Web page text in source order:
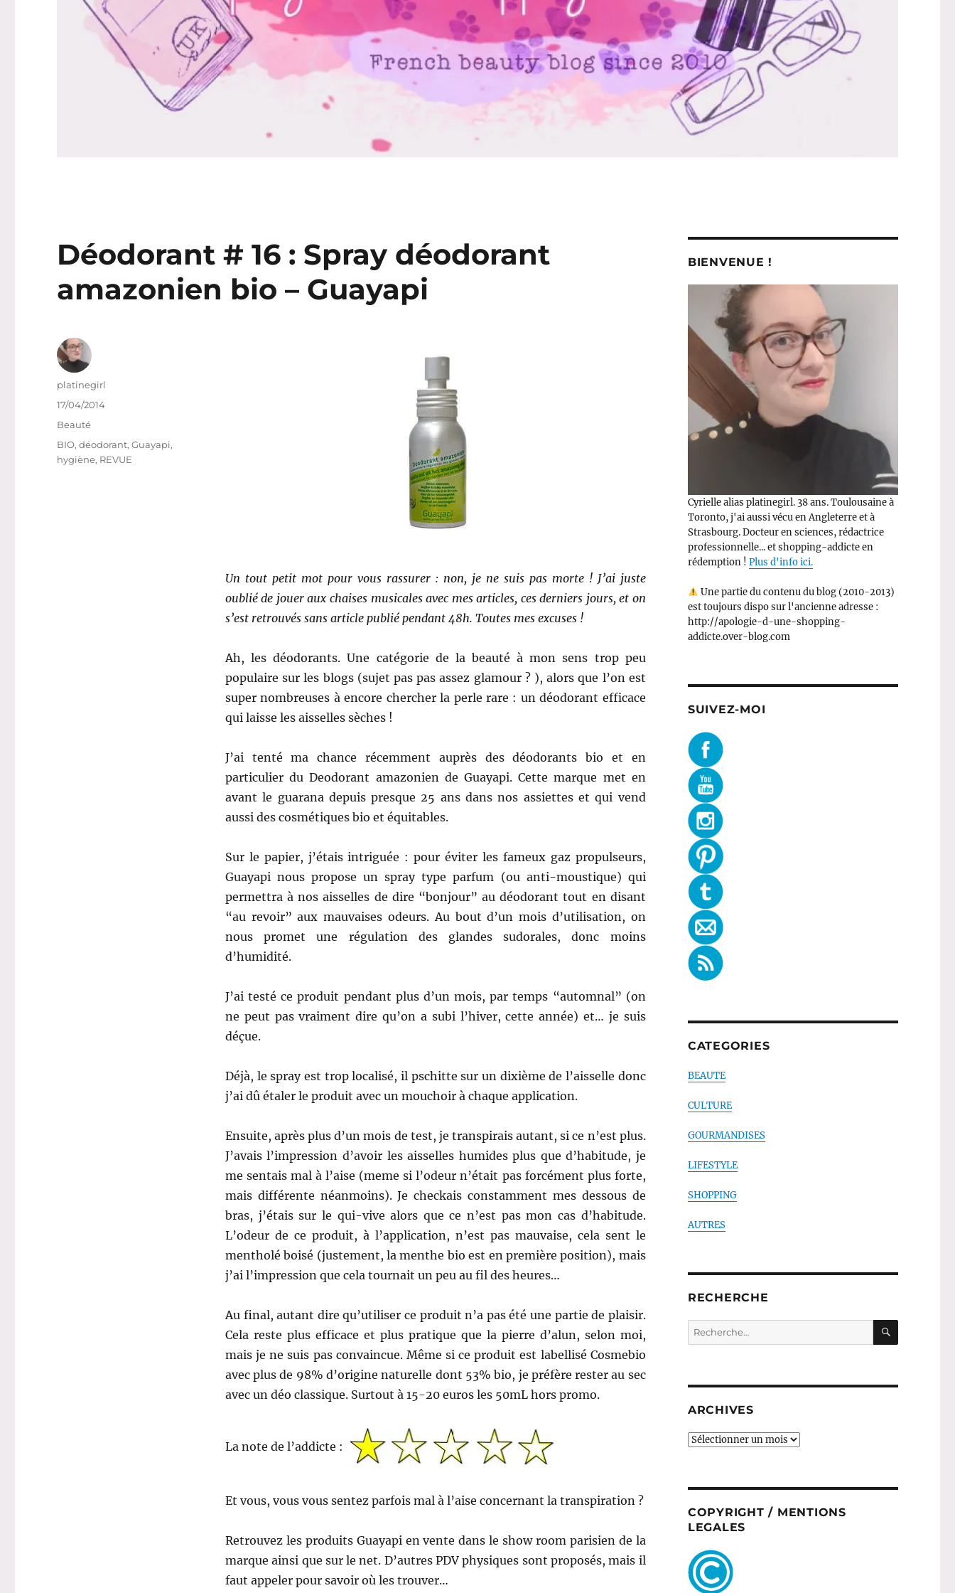
Déodorant # 16 : Spray déodorant
amazonien bio – Guayapi
Un tout petit mot pour vous rassurer : non, je ne suis pas morte ! J’ai juste
oublié de jouer aux chaises musicales avec mes articles, ces derniers jours, et on
s’est retrouvés sans article publié pendant 48h. Toutes mes excuses !
Ah, les déodorants. Une catégorie de la beauté à mon sens trop peu
populaire sur les blogs (sujet pas pas assez glamour ? ), alors que l’on est
super nombreuses à encore chercher la perle rare : un déodorant efficace
qui laisse les aisselles sèches !
J’ai tenté ma chance récemment auprès des déodorants bio et en
particulier du Deodorant amazonien de Guayapi. Cette marque met en
avant le guarana depuis presque 25 ans dans nos assiettes et qui vend
aussi des cosmétiques bio et équitables.
Sur le papier, j’étais intriguée : pour éviter les fameux gaz propulseurs,
Guayapi nous propose un spray type parfum (ou anti-moustique) qui
permettra à nos aisselles de dire “bonjour” au déodorant tout en disant
“au revoir” aux mauvaises odeurs. Au bout d’un mois d’utilisation, on
nous promet une régulation des glandes sudorales, donc moins
d’humidité.
J’ai testé ce produit pendant plus d’un mois, par temps “automnal” (on
ne peut pas vraiment dire qu’on a subi l’hiver, cette année) et… je suis
déçue.
Déjà, le spray est trop localisé, il pschitte sur un dixième de l’aisselle donc
j’ai dû étaler le produit avec un mouchoir à chaque application.
Ensuite, après plus d’un mois de test, je transpirais autant, si ce n’est plus.
J’avais l’impression d’avoir les aisselles humides plus que d’habitude, je
me sentais mal à l’aise (meme si l’odeur n’était pas forcément plus forte,
mais différente néanmoins). Je checkais constamment mes dessous de
bras, j’étais sur le qui-vive alors que ce n’est pas mon cas d’habitude.
L’odeur de ce produit, à l’application, n’est pas mauvaise, cela sent le
mentholé boisé (justement, la menthe bio est en première position), mais
j’ai l’impression que cela tournait un peu au fil des heures…
Au final, autant dire qu’utiliser ce produit n’a pas été une partie de plaisir.
Cela reste plus efficace et plus pratique que la pierre d’alun, selon moi,
mais je ne suis pas convaincue. Même si ce produit est labellisé Cosmebio
avec plus de 98% d’origine naturelle dont 53% bio, je préfère rester au sec
avec un déo classique. Surtout à 15-20 euros les 50mL hors promo.
La note de l’addicte :
Et vous, vous vous sentez parfois mal à l’aise concernant la transpiration ?
Retrouvez les produits Guayapi en vente dans le show room parisien de la
marque ainsi que sur le net. D’autres PDV physiques sont proposés, mais il
faut appeler pour savoir où les trouver…
Auteur
platinegirl
Publié
17/04/2014
Catégories
Beauté
Étiquettes
BIO,déodorant,Guayapi,
hygiène, REVUE
BIENVENUE !
Cyrielle alias platinegirl. 38 ans. Toulousaine à
Toronto, j'ai aussi vécu en Angleterre et à
Strasbourg. Docteur en sciences, rédactrice
professionnelle... et shopping-addicte en
rédemption ! Plus d'info ici.
Une partie du contenu du blog (2010-2013)
est toujours dispo sur l'ancienne adresse :
http://apologie-d-une-shopping-
addicte.over-blog.com
SUIVEZ-MOI
CATEGORIES
BEAUTE
CULTURE
GOURMANDISES
LIFESTYLE
SHOPPING
AUTRES
RECHERCHE
Recherche
pour :
ARCHIVES
ARCHIVES
COPYRIGHT / MENTIONS
LEGALES